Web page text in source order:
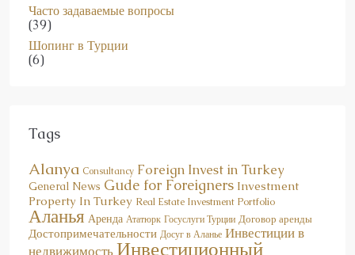
Часто задаваемые вопросы
(39)
Шопинг в Турции
(6)
Tags
Alanya Consultancy Foreign Invest in Turkey
General News Gude for Foreigners Investment
Property In Turkey Real Estate Investment Portfolio
Аланья Аренда Ататюрк Госуслуги Турции Договор аренды
Достопримечательности Досуг в Аланье Инвестиции в
Инвестиционный